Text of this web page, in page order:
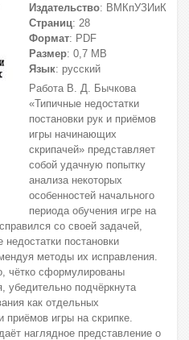
Издательство: ВМКпУЗИиК
Страниц: 28
Формат: PDF
Размер: 0,7 МВ
Язык: русский
Работа В. Д. Бычкова
«Типичные недостатки
постановки рук и приёмов
игры начинающих
скрипачей» представляет
собой удачную попытку
анализа некоторых
особенностей начального
периода обучения игре на
со своей задачей,
постановки
методы их исправления.
чётко сформулированы
убедительно подчёркнута
как отдельных
приёмов игры на скрипке.
наглядное представление о